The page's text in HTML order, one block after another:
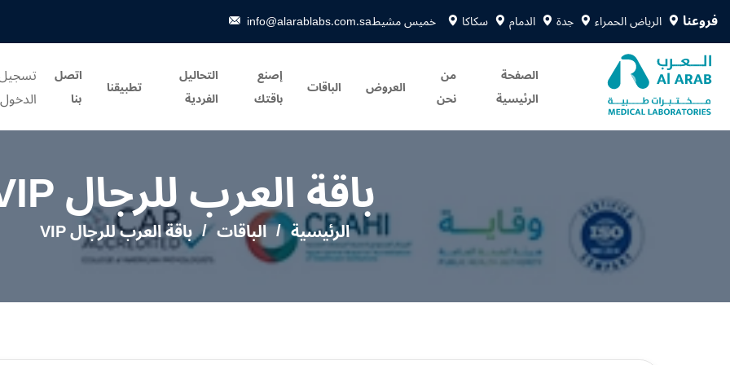
فروعنا الرياض الحمراء جدة الدمام سكاكا خميس مشيطinfo@alarablabs.com.sa
الصفحة
الرئيسية
من
نحن
العروض الباقات
إصنع
باقتك
التحاليل
الفردية
تطبيقنا
اتصل
بنا
الدخول
باقة العرب للرجال VIP
الرئيسية الباقات باقة العرب للرجال VIP